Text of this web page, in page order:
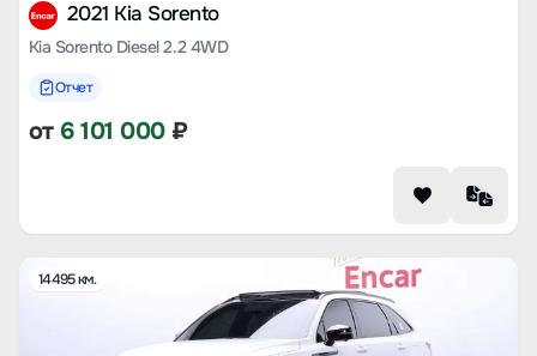
2021 Kia Sorento
Kia Sorento Diesel 2.2 4WD
Отчет
от 6 101 000₽
14495 км.